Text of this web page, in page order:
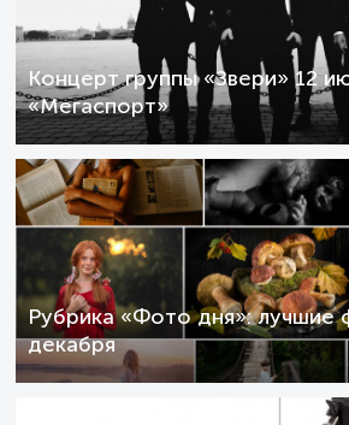
Концерт группы «Звери» 12
«Мегаспорт»
Рубрика «Фото дня»: лучшие
декабря